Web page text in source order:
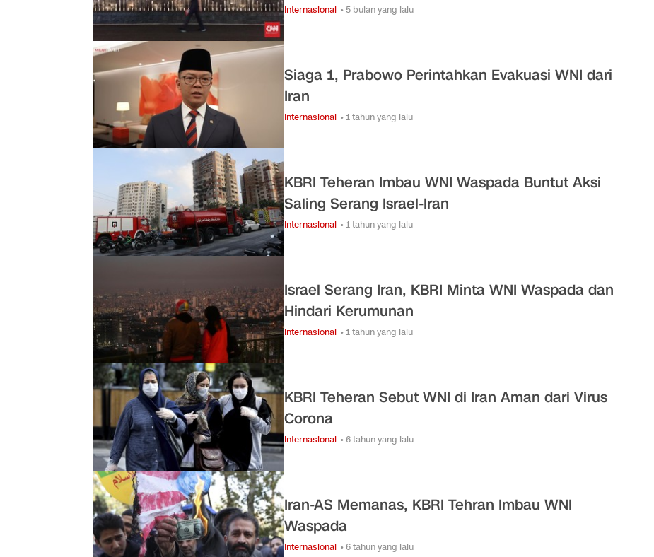
Internasional • 5 bulan yang lalu
Siaga 1, Prabowo Perintahkan Evakuasi WNI dari
Iran
Internasional • 1 tahun yang lalu
KBRI Teheran Imbau WNI Waspada Buntut Aksi
Saling Serang Israel-Iran
Internasional • 1 tahun yang lalu
Israel Serang Iran, KBRI Minta WNI Waspada dan
Hindari Kerumunan
Internasional • 1 tahun yang lalu
KBRI Teheran Sebut WNI di Iran Aman dari Virus
Corona
Internasional • 6 tahun yang lalu
Iran-AS Memanas, KBRI Tehran Imbau WNI
Waspada
Internasional • 6 tahun yang lalu